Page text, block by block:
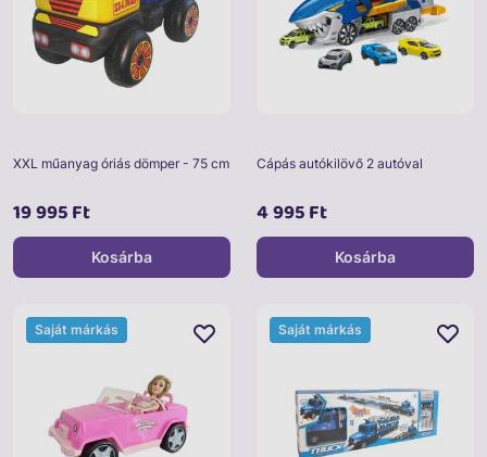
XXL műanyag óriás dömper - 75 cm
19 995 Ft
Kosárba
Cápás autókilövő 2 autóval
4 995 Ft
Kosárba
Saját márkás Saját márkás